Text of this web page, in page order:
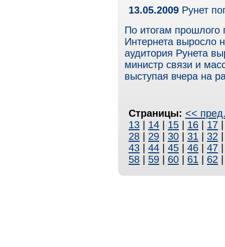
13.05.2009 Рунет
По итогам прошлого
Интернета выросло
аудитория Рунета
министр связи и
выступая вчера на
Страницы: <<
13
14 15 16 17
28
29 30 31 32
43
44 45 46 47
58
59 60 61 62